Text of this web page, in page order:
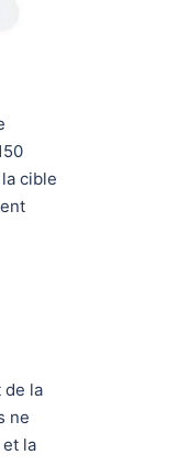
cible
de la
ne
la